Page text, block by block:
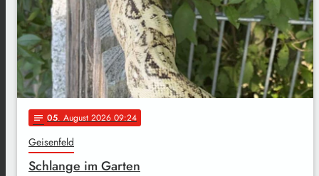
notes 05. August 2026 09:24
Geisenfeld
Schlange im Garten